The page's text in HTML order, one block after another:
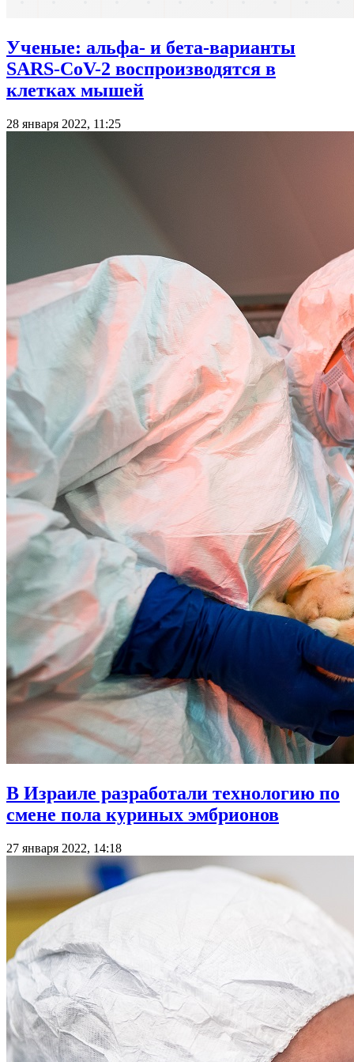
Ученые: альфа- и бета-варианты
SARS-CoV-2 воспроизводятся в
клетках мышей
28 января 2022, 11:25
В Израиле разработали технологию по
смене пола куриных эмбрионов
27 января 2022, 14:18